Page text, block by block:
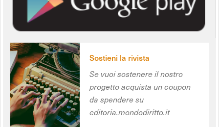
Sostieni la rivista
Se vuoi sostenere il nostro
progetto acquista un coupon
da spendere su
editoria.mondodiritto.it